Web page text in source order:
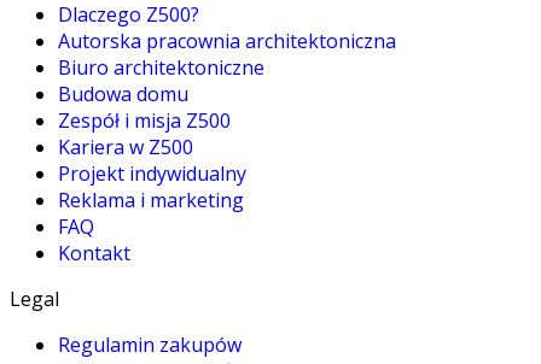
Dlaczego Z500?
Autorska pracownia architektoniczna
Biuro architektoniczne
Budowa domu
Zespół i misja Z500
Kariera w Z500
Projekt indywidualny
Reklama i marketing
FAQ
Kontakt
Legal
Regulamin zakupów